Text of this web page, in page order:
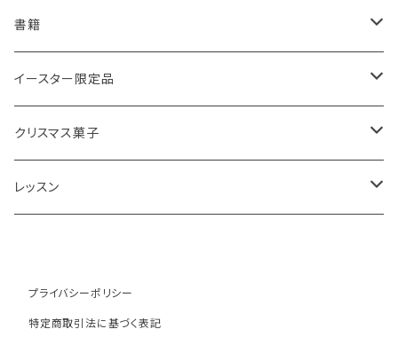
ルバーブ
アールグレイ
いちご
スコーンと紅茶のギフト
チーズスコーン
オーガニックラベンダー
抹茶と小豆
栗のスコーン
苺ミルク
バナナブレッド
ウエリッシュケーキ
ヴィクトリアサンドイッチケーキ
オレンジとポピーシードのケーキ
シードケーキ
アールグレイ
リーフ
ティーバッグ
セイロンティー
ディンブラ
ウバ
キャンディー
紅茶ギフト
紅茶・お菓子ギフト
薔薇の紅茶
イングリッシュブレックファースト
書籍
インテリア
紅茶缶
本
テーブル雑貨・器
イースター限定品
ビスケット・クッキー
アイシングクッキー
クリスマス菓子
ミンスパイ
ジンジャーブレッドマン
レッスン
オンラインレッスン
プライバシーポリシー
特定商取引法に基づく表記